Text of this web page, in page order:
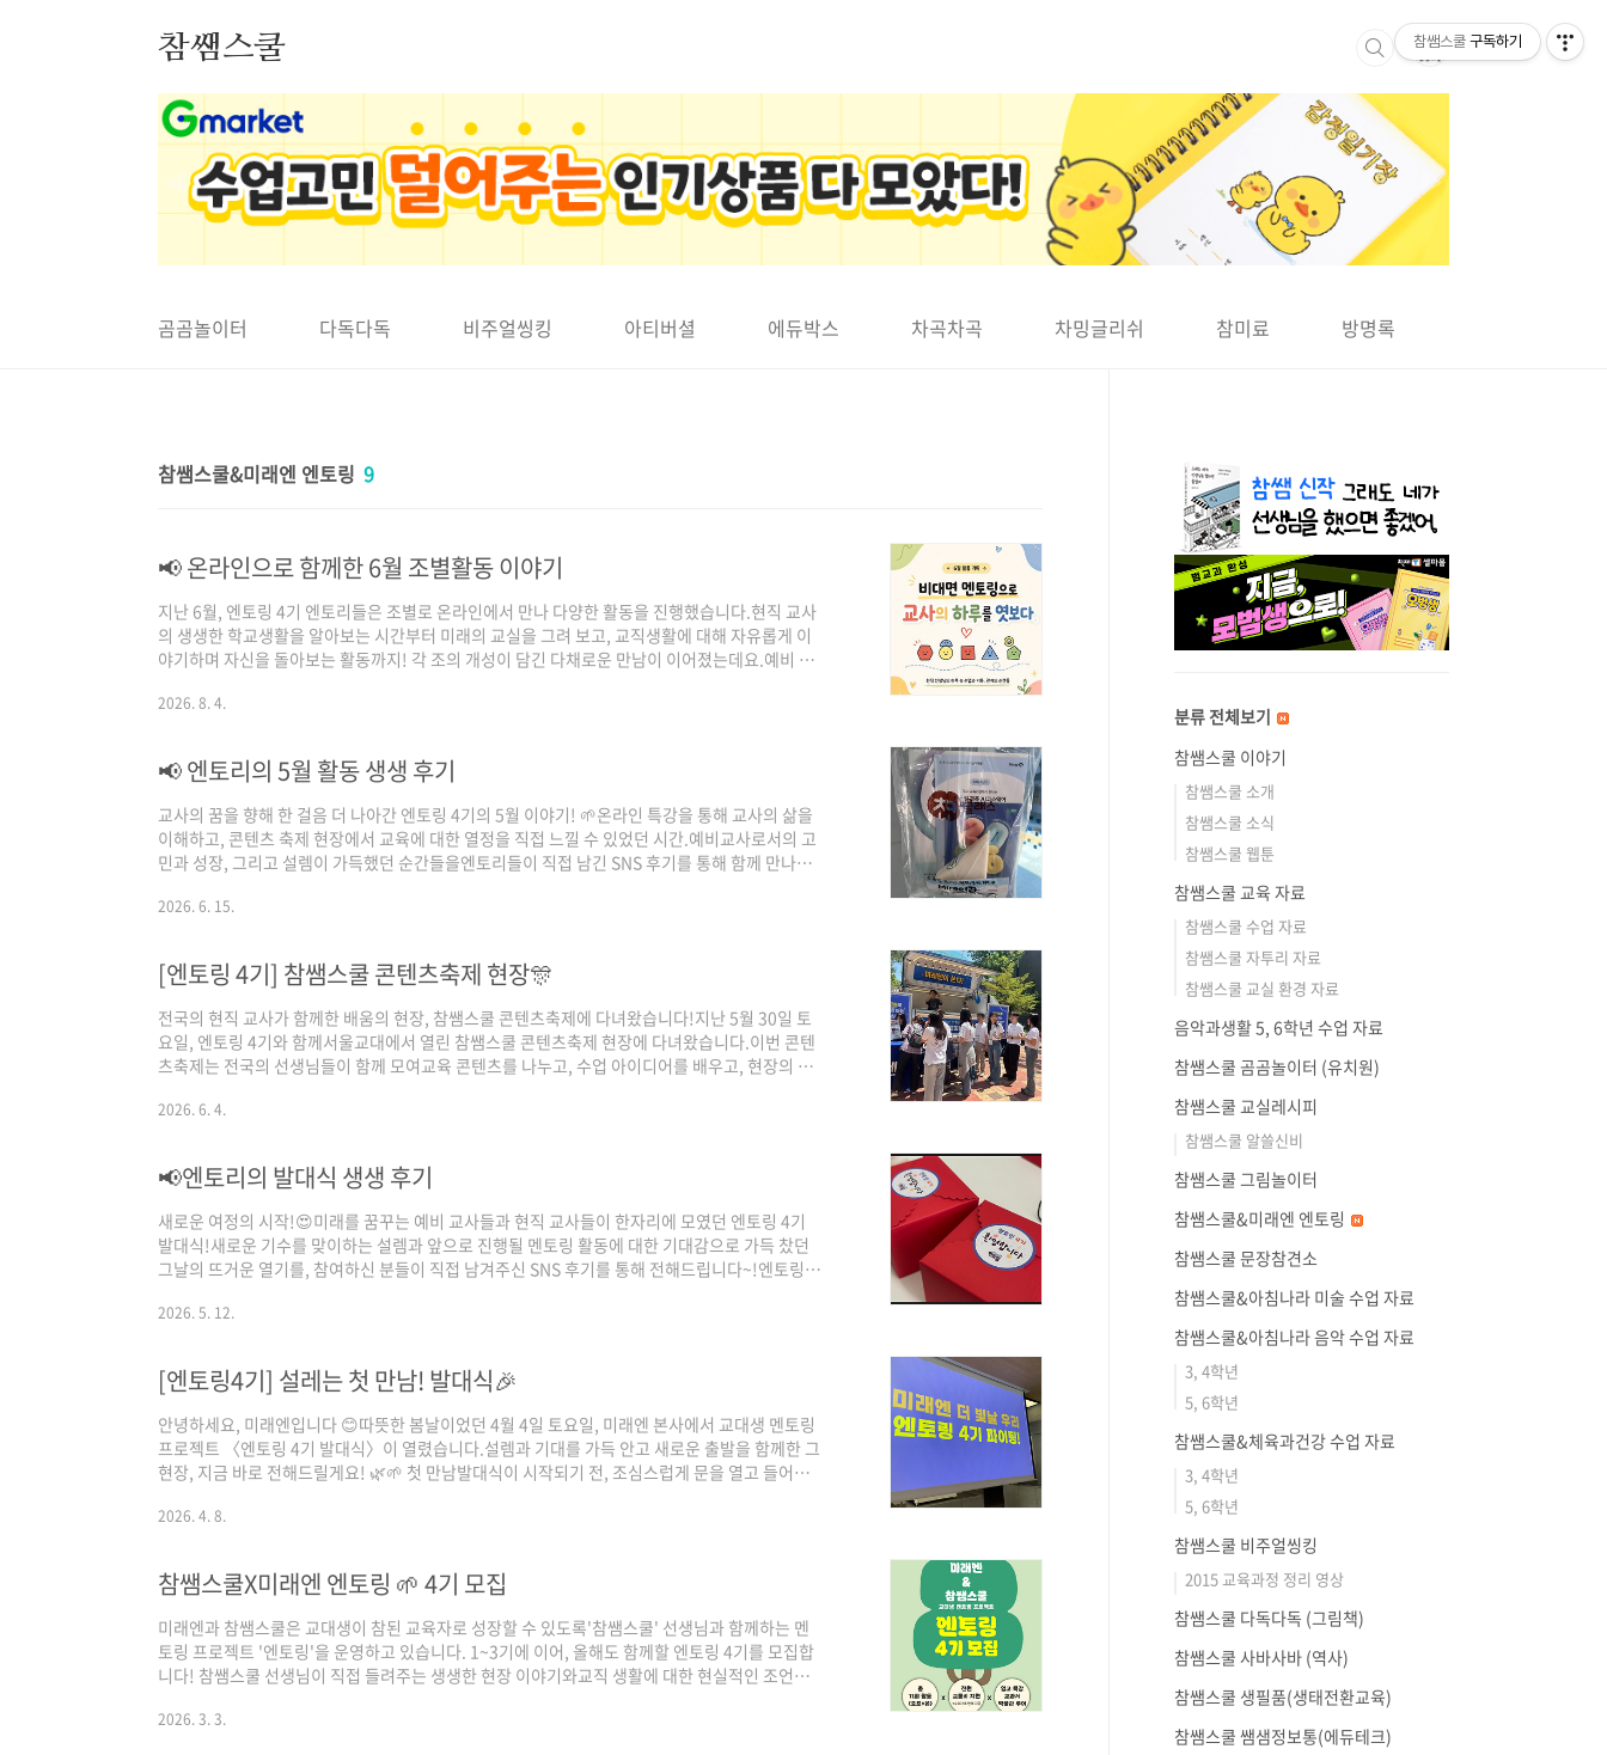
참쌤스쿨
▶
곰곰놀이터 다독다독 비주얼씽킹 아티버셜 에듀박스 차곡차곡 차밍글리쉬 참미료 방명록
참쌤스쿨&미래엔 엔토링 9
📢 온라인으로 함께한 6월 조별활동 이야기
​지난 6월, 엔토링 4기 엔토리들은 조별로 온라인에서 만나 다양한 활동을 진행했습니다.현직 교사
의 생생한 학교생활을 알아보는 시간부터 미래의 교실을 그려 보고, 교직생활에 대해 자유롭게 이
야기하며 자신을 돌아보는 활동까지! 각 조의 개성이 담긴 다채로운 만남이 이어졌는데요.예비 교
부터 준비하는 나만의 교실 만들기 1조는 ‘교대생 때부터 준비하는 나만의 교실 만들기’를 주제로
교사가 되었을 때 만들고 싶은 학급의 모습을 구체적으로 그려 보는 시간을 가졌습니다.각자가 꿈
꾸는 교실의 모습은 달랐지만, 학생들이 즐겁고 편..
2026. 8. 4.
📢 엔토리의 5월 활동 생생 후기
교사의 꿈을 향해 한 걸음 더 나아간 엔토링 4기의 5월 이야기! 🌱​온라인 특강을 통해 교사의 삶을
이해하고, 콘텐츠 축제 현장에서 교육에 대한 열정을 직접 느낄 수 있었던 시간.예비교사로서의 고
민과 성장, 그리고 설렘이 가득했던 순간들을엔토리들이 직접 남긴 SNS 후기를 통해 함께 만나보
온라인 특강​5월 10일에는 김차명 선생님의 온라인 특강이 진행되었습니다. 이번 특강에서는 교사
람, 그리고 실제 현장에서 경험할 수 있는 이야기들을 들으며 교직에 대해 더욱 깊이 이해할 수 있
었습니다. 엔..
2026. 6. 15.
[엔토링 4기] 참쌤스쿨 콘텐츠축제 현장🎊
전국의 현직 교사가 함께한 배움의 현장, 참쌤스쿨 콘텐츠축제에 다녀왔습니다!지난 5월 30일 토
요일, 엔토링 4기와 함께서울교대에서 열린 참쌤스쿨 콘텐츠축제 현장에 다녀왔습니다.이번 콘텐
츠축제는 전국의 선생님들이 함께 모여교육 콘텐츠를 나누고, 수업 아이디어를 배우고, 현장의 고
함께했는데요.현직 선생님들의 생생한 수업 이야기를 듣고, 다양한 교육 콘텐츠를 직접 경험하
리들🌱​▲ 참쌤스쿨 콘텐츠축제에 참여한 엔토링 4기행사 시작 전, 엔토링 4기 친구들은 서울교대
에듀웰센터 앞에 모였습니다.오랜만에 만난 멘토 선생님,..
2026. 6. 4.
📢엔토리의 발대식 생생 후기
새로운 여정의 시작!😍​미래를 꿈꾸는 예비 교사들과 현직 교사들이 한자리에 모였던 엔토링 4기
발대식!새로운 기수를 맞이하는 설렘과 앞으로 진행될 멘토링 활동에 대한 기대감으로 가득 찼던
그날의 뜨거운 열기를, 참여하신 분들이 직접 남겨주신 SNS 후기를 통해 전해드립니다~!엔토링 4
링 4기 발대식에 참석했습니다. 개회사를 시작으로 멘토와 멘티가 서로를 소개했고, 이어 참쌤스
며 친밀감을 쌓는 시간을 가졌습니다. 저는 한국교원대,진주교대, 경인교대 학생들로 구성된 1조
에서 함께하게 되었는데, 앞으로..
2026. 5. 12.
[엔토링4기] 설레는 첫 만남! 발대식🎉
안녕하세요, 미래엔입니다 😊따뜻한 봄날이었던 4월 4일 토요일, 미래엔 본사에서 교대생 멘토링
프로젝트 〈엔토링 4기 발대식〉이 열렸습니다.설렘과 기대를 가득 안고 새로운 출발을 함께한 그
현장, 지금 바로 전해드릴게요! 🌿🌱 첫 만남발대식이 시작되기 전, 조심스럽게 문을 열고 들어서
어졌고, 참쌤스쿨 대표 김차명 선생님의 환영사로 자리가 한층 더 빛났습니다 👍참쌤의 이야기 한
활동 시간단체 활동은 서로의 어색함을 녹여줄 아이스브레이킹 시간으로 채워졌어요.멘토 선생님
두 분의 유쾌한 진행 아래, 서로의 공통점을..
2026. 4. 8.
참쌤스쿨X미래엔 엔토링 🌱 4기 모집
미래엔과 참쌤스쿨은 교대생이 참된 교육자로 성장할 수 있도록'참쌤스쿨' 선생님과 함께하는 멘
토링 프로젝트 '엔토링'을 운영하고 있습니다. 1~3기에 이어, 올해도 함께할 엔토링 4기를 모집합
니다! 참쌤스쿨 선생님이 직접 들려주는 생생한 현장 이야기와교직 생활에 대한 현실적인 조언이
수 있어요! ✅ 모집 안내 지원 기간 : 2026. 3. 5.(목)~2026. 3. 15.(일) 모집 인원 : 30명 내외 합격
2026. 3. 3.
분류 전체보기
참쌤스쿨 이야기
참쌤스쿨 소개
참쌤스쿨 소식
참쌤스쿨 웹툰
참쌤스쿨 교육 자료
참쌤스쿨 수업 자료
참쌤스쿨 자투리 자료
참쌤스쿨 교실 환경 자료
음악과생활 5, 6학년 수업 자료
참쌤스쿨 곰곰놀이터 (유치원)
참쌤스쿨 교실레시피
참쌤스쿨 알쓸신비
참쌤스쿨 그림놀이터
참쌤스쿨&미래엔 엔토링
참쌤스쿨 문장참견소
참쌤스쿨&아침나라 미술 수업 자료
참쌤스쿨&아침나라 음악 수업 자료
3, 4학년
5, 6학년
참쌤스쿨&체육과건강 수업 자료
3, 4학년
5, 6학년
참쌤스쿨 비주얼씽킹
2015 교육과정 정리 영상
참쌤스쿨 다독다독 (그림책)
참쌤스쿨 사바사바 (역사)
참쌤스쿨 생필품(생태전환교육)
참쌤스쿨 쌤샘정보통(에듀테크)
참쌤스쿨 구독하기